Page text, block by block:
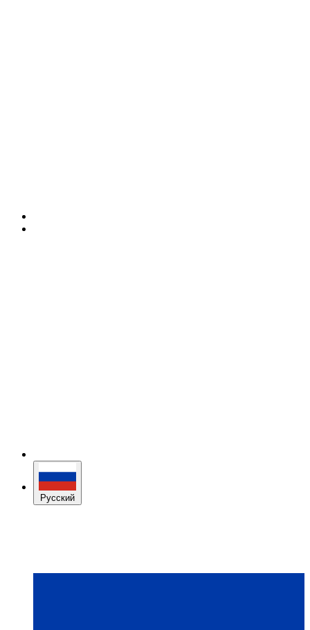
Русский